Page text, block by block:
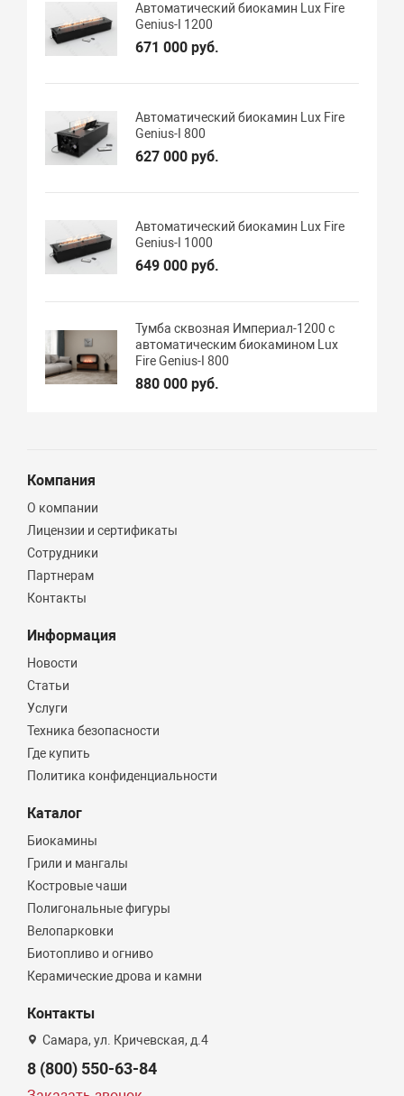
Автоматический биокамин Lux Fire
Genius-I 1200
671 000 руб.
Автоматический биокамин Lux Fire
Genius-I 800
627 000 руб.
Автоматический биокамин Lux Fire
Genius-I 1000
649 000 руб.
Тумба сквозная Империал-1200 с
автоматическим биокамином Lux
Fire Genius-I 800
880 000 руб.
Компания
О компании
Лицензии и сертификаты
Сотрудники
Партнерам
Контакты
Информация
Новости
Статьи
Услуги
Техника безопасности
Где купить
Политика конфиденциальности
Каталог
Биокамины
Грили и мангалы
Костровые чаши
Полигональные фигуры
Велопарковки
Биотопливо и огниво
Керамические дрова и камни
Контакты
Самара, ул. Кричевская, д.4
8 (800) 550-63-84